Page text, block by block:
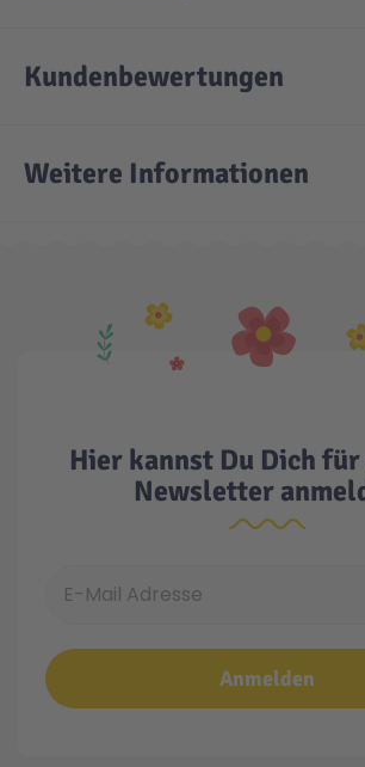
Kundenbewertungen
Weitere Informationen
Hier kannst Du Dich
Newsletter
Anmelden